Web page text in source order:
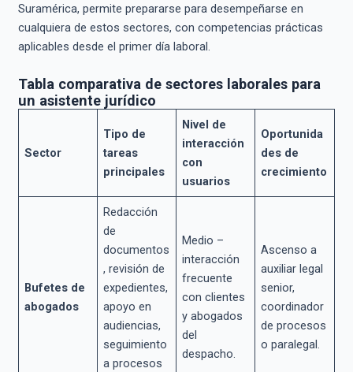
Suramérica, permite prepararse para desempeñarse en
cualquiera de estos sectores, con competencias prácticas
aplicables desde el primer día laboral.
Tabla comparativa de sectores laborales para
un asistente jurídico
Sector
Tipo de
tareas
principales
Nivel de
interacción
con
usuarios
Oportunida
des de
crecimiento
Bufetes de
abogados
Redacción
de
documentos
, revisión de
expedientes,
apoyo en
audiencias,
seguimiento
a procesos
Medio –
interacción
frecuente
con clientes
y abogados
del
despacho.
Ascenso a
auxiliar legal
senior,
coordinador
de procesos
o paralegal.